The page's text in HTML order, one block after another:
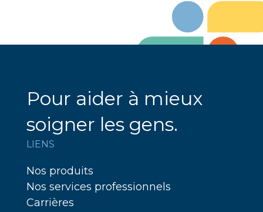
Pour aider à mieux
soigner les gens.
LIENS
Nos produits
Nos services professionnels
Carrières